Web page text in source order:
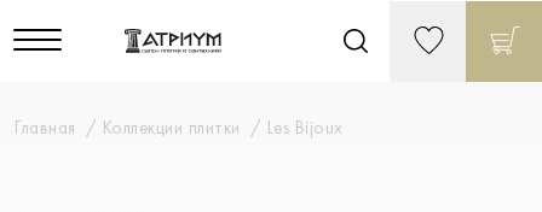
Главная Коллекции плитки Les Bijoux